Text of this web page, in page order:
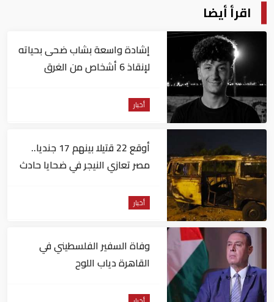
اقرأ أيضا
إشادة واسعة بشاب ضحى بحياته
لإنقاذ 6 أشخاص من الغرق
أخبار
أوقع 22 قتيلا بينهم 17 جنديا..
مصر تعازي النيجر في ضحايا حادث
أخبار
وفاة السفير الفلسطيني في
القاهرة دياب اللوح